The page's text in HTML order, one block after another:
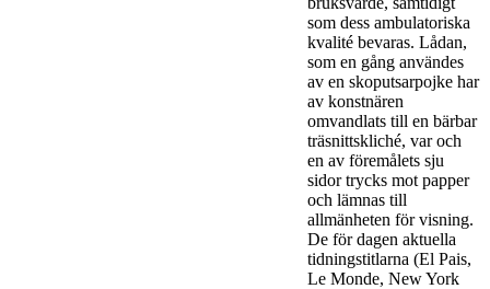
som dess ambulatoriska
kvalité bevaras. Lådan,
som en gång användes
av en skoputsarpojke har
av konstnären
omvandlats till en bärbar
träsnittskliché, var och
en av föremålets sju
sidor trycks mot papper
och lämnas till
allmänheten för visning.
De för dagen aktuella
tidningstitlarna (El Pais,
Le Monde, New York